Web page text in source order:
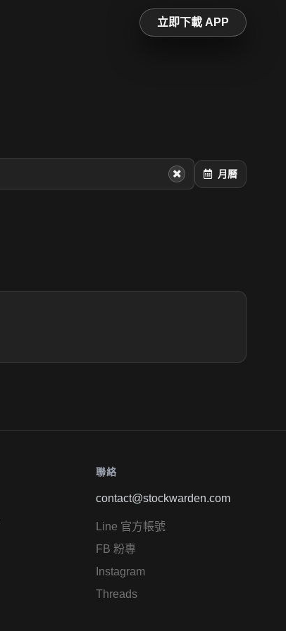
立即下載 APP
月曆
聯絡
contact@stockwarden.com
Line 官方帳號
FB 粉專
Instagram
Threads